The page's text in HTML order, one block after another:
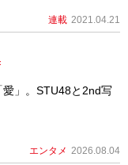
連載 2021.04.21
」。STU48と2nd写
エンタメ 2026.08.04